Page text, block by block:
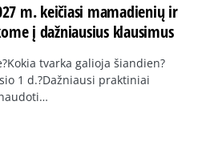
m. keičiasi mamadienių ir
į dažniausius klausimus
tvarka galioja šiandien?
1 d.?Dažniausi praktiniai